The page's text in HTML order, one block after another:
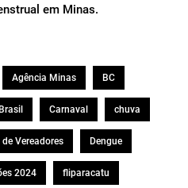
em Minas.
Agência Minas BC
Brasil Carnaval chuva
Vereadores Dengue
2024 fliparacatu